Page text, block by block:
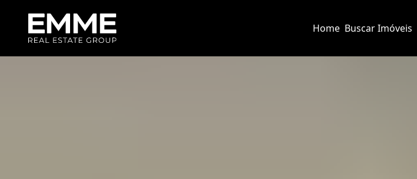
Home Buscar Imóveis